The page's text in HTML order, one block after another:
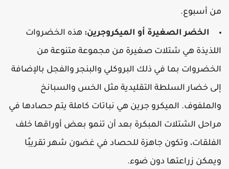
أسبوع.
الخضر الصغيرة أو الميكروجرين:هذه الخضروات
هي شتلات صغيرة من مجموعة متنوعة من
بما في ذلك البروكلي والبنجر والفجل بالإضافة
خضار السلطة التقليدية مثل الخس والسبانخ
الميكرو جرين هي نباتات كاملة يتم حصادها في
الشتلات المبكرة بعد أن تنمو بعض أوراقها خلف
وتكون جاهزة للحصاد في غضون شهر تقريبًا
زراعتها دون ضوء.